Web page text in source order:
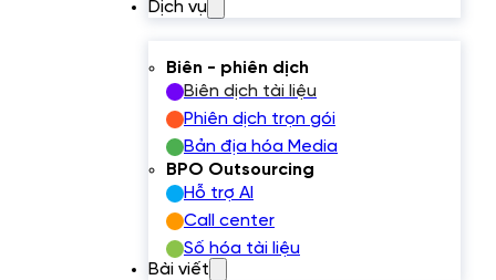
Dịch vụ
Biên - phiên dịch
Biên dịch tài liệu
Phiên dịch trọn gói
Bản địa hóa Media
BPO Outsourcing
Hỗ trợ AI
Call center
Số hóa tài liệu
Bài viết